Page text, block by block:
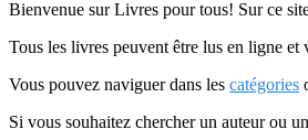
Bienvenue sur Livres pour tous! Sur ce
Tous les livres peuvent être lus en ligne
Vous pouvez naviguer dans les catégories
Si vous souhaitez chercher un auteur ou